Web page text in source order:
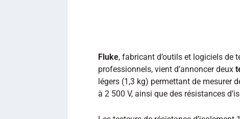
Fluke, fabricant d’outils et logiciels de
professionnels, vient d’annoncer deux
légers (1,3 kg) permettant de mesurer
à 2 500 V, ainsi que des résistances